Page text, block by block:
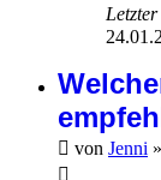
von Jenni »